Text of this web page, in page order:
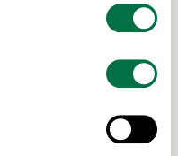
kraft i
för att
till goda
Ledarna